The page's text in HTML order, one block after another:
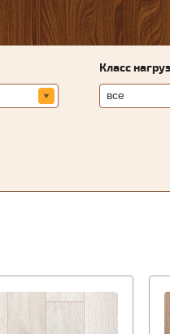
Класс